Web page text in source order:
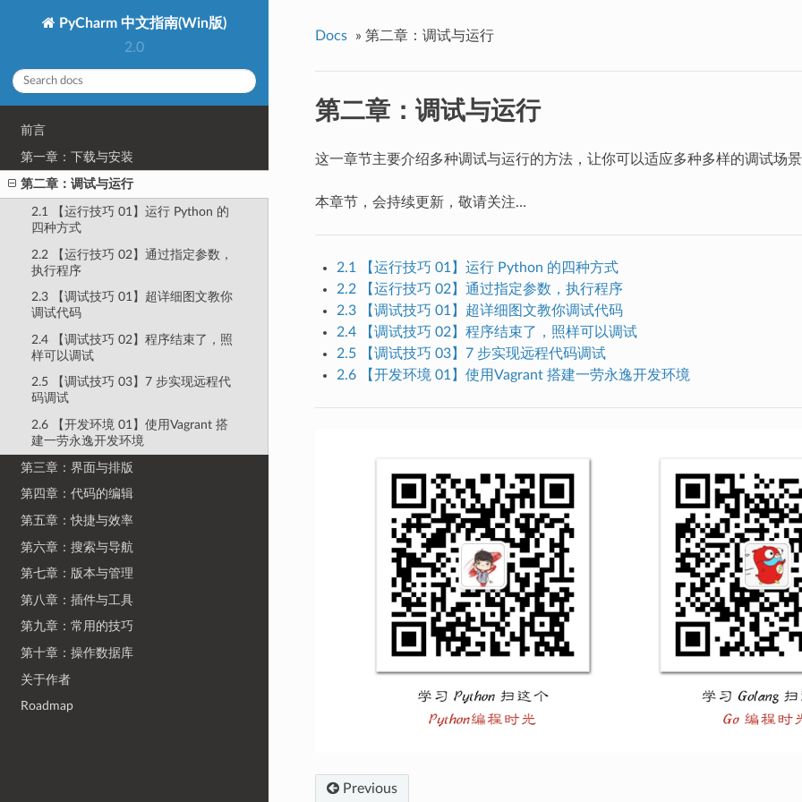
PyCharm 中文指南(Win版)
2.0
前言
第一章：下载与安装
第二章：调试与运行
2.1 【运行技巧 01】运行 Python 的
四种方式
2.2 【运行技巧 02】通过指定参数，
执行程序
2.3 【调试技巧 01】超详细图文教你
调试代码
2.4 【调试技巧 02】程序结束了，照
样可以调试
2.5 【调试技巧 03】7 步实现远程代
码调试
2.6 【开发环境 01】使用Vagrant 搭
建一劳永逸开发环境
第三章：界面与排版
第四章：代码的编辑
第五章：快捷与效率
第六章：搜索与导航
第七章：版本与管理
第八章：插件与工具
第九章：常用的技巧
第十章：操作数据库
关于作者
Roadmap
Docs » 第二章：调试与运行
第二章：调试与运行
这一章节主要介绍多种调试与运行的方法，让你可以适应多种多样的调试场
本章节，会持续更新，敬请关注…
2.1 【运行技巧 01】运行 Python 的四种方式
2.2 【运行技巧 02】通过指定参数，执行程序
2.3 【调试技巧 01】超详细图文教你调试代码
2.4 【调试技巧 02】程序结束了，照样可以调试
2.5 【调试技巧 03】7 步实现远程代码调试
2.6 【开发环境 01】使用Vagrant 搭建一劳永逸开发环境
Previous